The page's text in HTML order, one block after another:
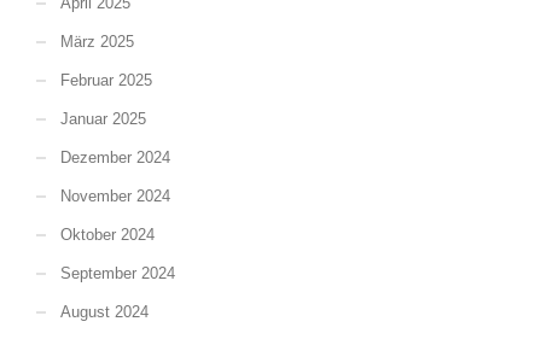
März 2025
Februar 2025
Januar 2025
Dezember 2024
November 2024
Oktober 2024
September 2024
August 2024